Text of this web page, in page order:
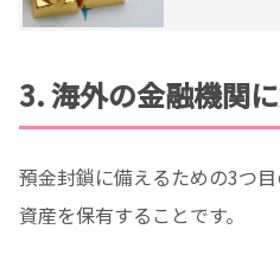
3. 海外の金融機関
預金封鎖に備えるための3つ
資産を保有することです。